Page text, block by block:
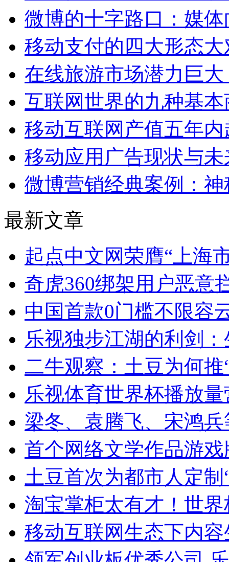
微博的十字路口：媒
移动支付的四大形态大
在线旅游市场潜力巨
互联网世界的九种基
移动互联网产值五年
移动应用广告现状与
微博营销经典案例：
最新文章
起点中文网荣膺“上海
奇虎360绑架用户恶意
中国首款0门槛不限容
乐视独步江湖的利剑
二牛观察：土豆为何推
乐视体育世界杯播放
梁冬、袁腾飞、宋鸿
首个网络文学作品游
土豆首次为都市人定
淘宝掌柜太有才！世
移动互联网生态下内